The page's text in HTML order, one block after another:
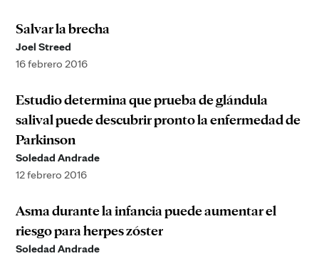
Salvar la brecha
Joel Streed
16 febrero 2016
Estudio determina que prueba de glándula
salival puede descubrir pronto la enfermedad de
Parkinson
Soledad Andrade
12 febrero 2016
Asma durante la infancia puede aumentar el
riesgo para herpes zóster
Soledad Andrade